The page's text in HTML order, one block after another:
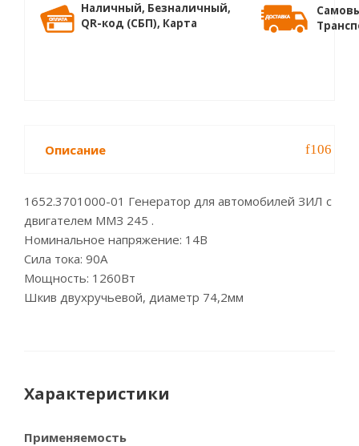
Наличный, Безналичный,
QR-код (СБП), Карта
Описание
1652.3701000-01 Генератор для автомобилей ЗИЛ с
двигателем ММЗ 245 .
Номинальное напряжение: 14В
Сила тока: 90А
Мощность: 1260Вт
Шкив двухручьевой, диаметр 74,2мм
Характеристики
Применяемость